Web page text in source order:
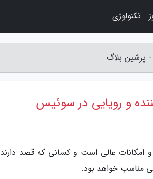
امکانات عالی است و کسانی که قصد دارند
تکنولوژی